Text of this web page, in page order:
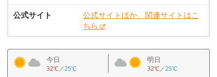
公式サイト
公式サイトほか、関連サイトはこ
ちら
今日
32℃／25℃
明日
32℃／25℃